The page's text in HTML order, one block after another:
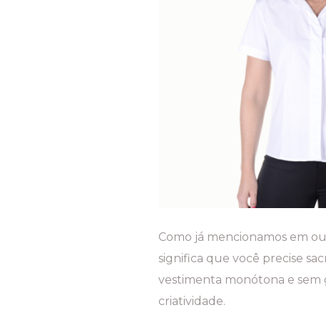
Como já mencionamos em
significa que você precise
vestimenta monótona e sem
criatividade.